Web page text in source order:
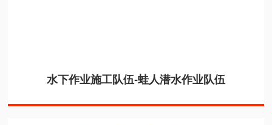
水下作业施工队伍-蛙人潜水作业队伍